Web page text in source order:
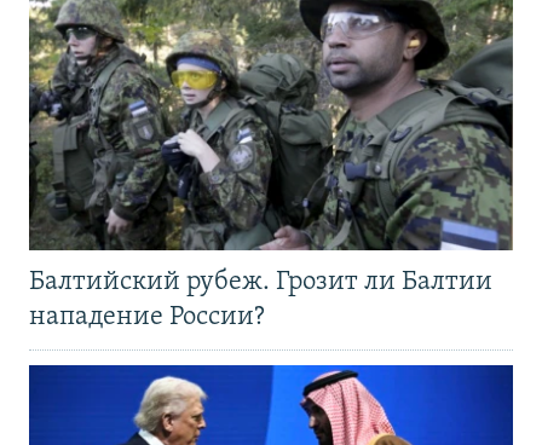
Балтийский рубеж. Грозит ли Балтии
нападение России?